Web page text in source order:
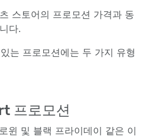
스토어의 프로모션 가격과 동
다.
는 프로모션에는 두 가지 유형
프로모션
윈 및 블랙 프라이데이 같은 이